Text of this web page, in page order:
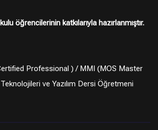
öğrencilerinin katkılarıyla hazırlanmıştır.
Professional ) / MMI (MOS Master
ve Yazılım Dersi Öğretmeni